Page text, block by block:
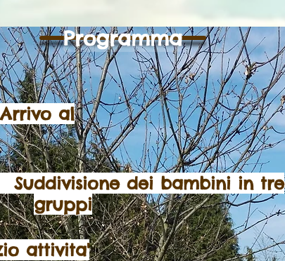
Programma
al
dei bambini in tre
gruppi
attivita'